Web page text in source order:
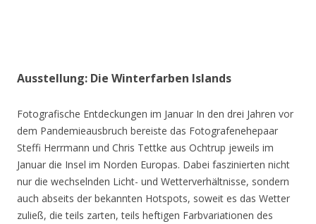
Ausstellung: Die Winterfarben Islands
Fotografische Entdeckungen im Januar In den drei Jahren vor
dem Pandemieausbruch bereiste das Fotografenehepaar
Steffi Herrmann und Chris Tettke aus Ochtrup jeweils im
Januar die Insel im Norden Europas. Dabei faszinierten nicht
nur die wechselnden Licht- und Wetterverhältnisse, sondern
auch abseits der bekannten Hotspots, soweit es das Wetter
zuließ, die teils zarten, teils heftigen Farbvariationen des